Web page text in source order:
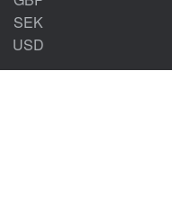
SEK
USD